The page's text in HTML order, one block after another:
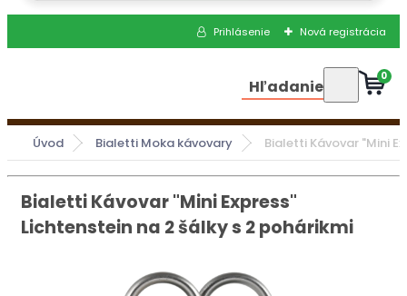
Prihlásenie Nová registrácia
Hľadanie 0
Úvod Bialetti Moka kávovary Bialetti Kávovar "Mini
Bialetti Kávovar "Mini Express"
Lichtenstein na 2 šálky s 2 pohárikmi